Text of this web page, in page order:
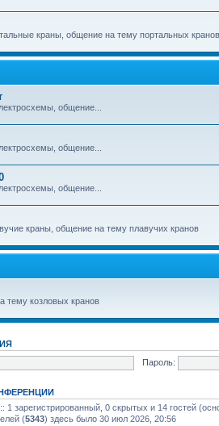
краны, общение на тему портальных кранов
общение...
общение...
общение...
краны, общение на тему плавучих кранов
тему козловых кранов
Пароль:
1 зарегистрированный, 0 скрытых и 14 гостей
(5343) здесь было 30 июл 2026, 20:56